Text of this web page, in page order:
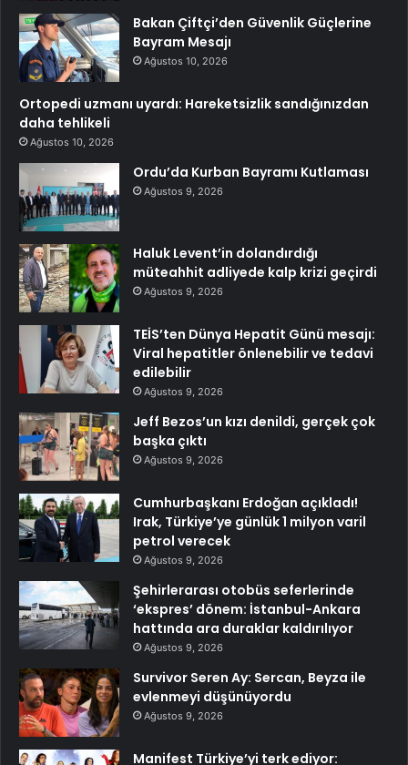
Bakan Çiftçi’den Güvenlik Güçlerine
Bayram Mesajı
Ağustos 10, 2026
Ortopedi uzmanı uyardı: Hareketsizlik sandığınızdan
daha tehlikeli
Ağustos 10, 2026
Ordu’da Kurban Bayramı Kutlaması
Ağustos 9, 2026
Haluk Levent’in dolandırdığı
müteahhit adliyede kalp krizi geçirdi
Ağustos 9, 2026
TEİS’ten Dünya Hepatit Günü mesajı:
Viral hepatitler önlenebilir ve tedavi
edilebilir
Ağustos 9, 2026
Jeff Bezos’un kızı denildi, gerçek çok
başka çıktı
Ağustos 9, 2026
Cumhurbaşkanı Erdoğan açıkladı!
Irak, Türkiye’ye günlük 1 milyon varil
petrol verecek
Ağustos 9, 2026
Şehirlerarası otobüs seferlerinde
‘ekspres’ dönem: İstanbul-Ankara
hattında ara duraklar kaldırılıyor
Ağustos 9, 2026
Survivor Seren Ay: Sercan, Beyza ile
evlenmeyi düşünüyordu
Ağustos 9, 2026
Manifest Türkiye’yi terk ediyor: